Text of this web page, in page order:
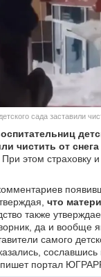
КУЛЬТУРА
НАУКА
СПОРТ
АВТО И МОТО
ЭГОИЗМ
БЛОГ
сада заставили
чистить от
При этом страховку
что
также
да и вообще
самого
сославшись
пишет портал